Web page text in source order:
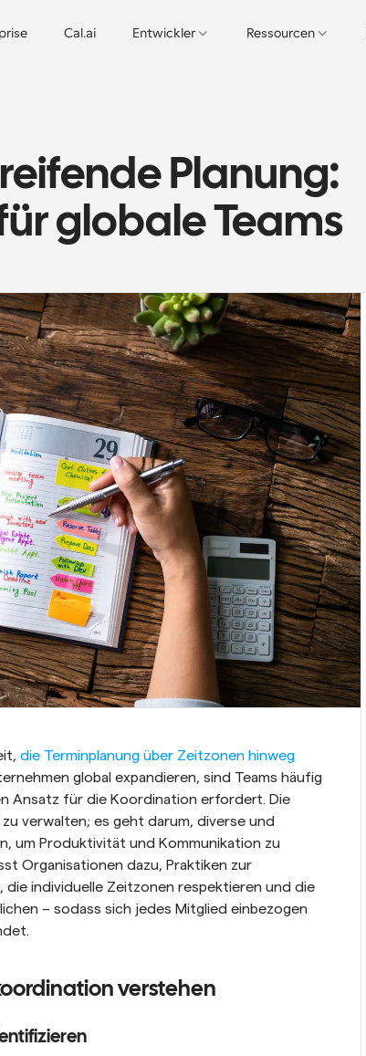
Cal.ai Entwickler Ressourcen
Planung:
globale Teams
die Terminplanung über Zeitzonen hinweg
global expandieren, sind Teams häufig
Ansatz für die Koordination erfordert. Die
verwalten; es geht darum, diverse und
um Produktivität und Kommunikation zu
Organisationen dazu, Praktiken zur
die individuelle Zeitzonen respektieren und die
– sodass sich jedes Mitglied einbezogen
verstehen